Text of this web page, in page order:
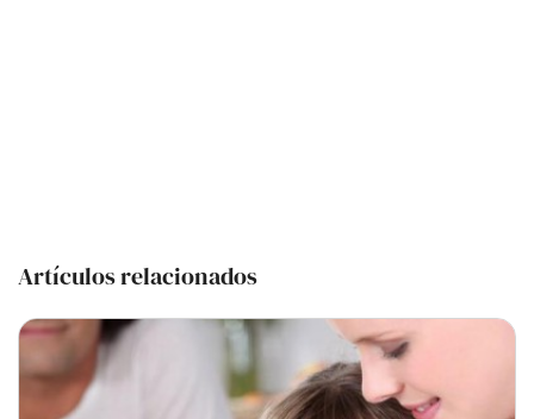
Artículos relacionados